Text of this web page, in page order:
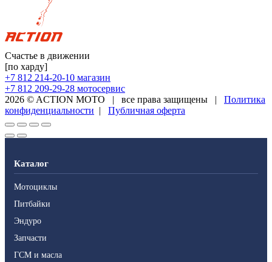
Счастье в движении
[по харду]
+7 812 214-20-10 магазин
+7 812 209-29-28 мотосервис
2026 © ACTION MOTO | все права защищены |
Политика
конфиденциальности | Публичная оферта
Каталог
Мотоциклы
Питбайки
Эндуро
Запчасти
ГСМ и масла